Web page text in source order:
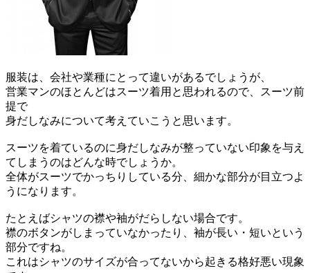
服装は、会社や業種にとって違いがあるでしょうが、
営業マンのほとんどはスーツ着用と思われるので、スーツ前
提で
身だしなみについて考えていこうと思います。
スーツを着ているのに身だしなみが整っていない印象を与え
てしまうのはどんな時でしょうか。
全体がスーツでかっちりしている分、細かな部分が目立つよ
うになります。
たとえばシャツの襟や袖がだらしない場合です。
襟のボタンがしまっていなかったり、袖が長い・短いという
部分ですね。
これはシャツのサイズが合ってないから起きる格好悪い現象